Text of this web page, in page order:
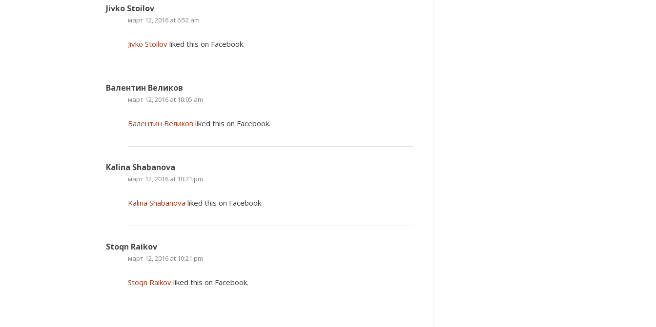
Jivko Stoilov
март 12, 2016 at 6:52 am
Jivko Stoilov liked this on Facebook.
Валентин Великов
март 12, 2016 at 10:05 am
Валентин Великов liked this on Facebook.
Kalina Shabanova
март 12, 2016 at 10:21 pm
Kalina Shabanova liked this on Facebook.
Stoqn Raikov
март 12, 2016 at 10:21 pm
Stoqn Raikov liked this on Facebook.